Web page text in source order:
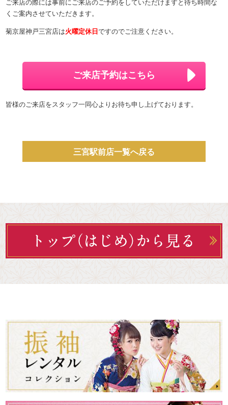
ご来店の際には事前にご来店のご予約をしていただけますと待ち時間な
くご案内させていただきます。
菊京屋神戸三宮店は火曜定休日ですのでご注意ください。
ご来店予約はこちら
皆様のご来店をスタッフ一同心よりお待ち申し上げております。
三宮駅前店一覧へ戻る